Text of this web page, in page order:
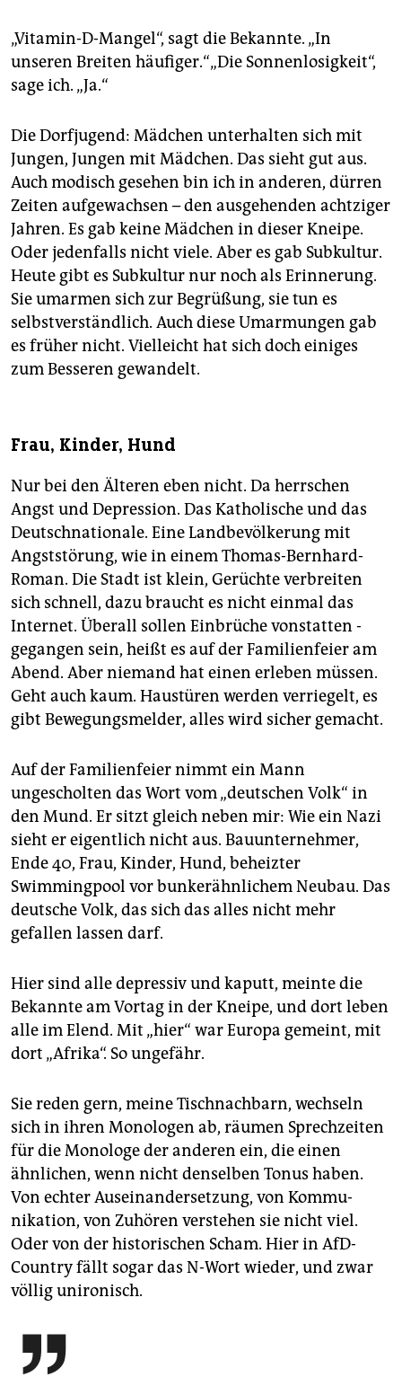
„Vitamin-D-Mangel“, sagt die Bekannte. „In
unseren Breiten häufiger.“„Die Sonnenlosigkeit“,
sage ich. „Ja.“
Die Dorfjugend: Mädchen unterhalten sich mit
Jungen, Jungen mit Mädchen. Das sieht gut aus.
Auch modisch gesehen bin ich in anderen, dürren
Zeiten aufgewachsen – den ausgehenden achtziger
Jahren. Es gab keine Mädchen in dieser Kneipe.
Oder jedenfalls nicht viele. Aber es gab Subkultur.
Heute gibt es Subkultur nur noch als Erinnerung.
Sie umarmen sich zur Begrüßung, sie tun es
selbstverständlich. Auch diese Umarmungen gab
es früher nicht. Vielleicht hat sich doch einiges
zum Besseren gewandelt.
Frau, Kinder, Hund
Nur bei den Älteren eben nicht. Da herrschen
Angst und Depression. Das Katholische und das
Deutschnationale. Eine Landbevölkerung mit
Angststörung, wie in einem Thomas-Bernhard-
Roman. Die Stadt ist klein, Gerüchte verbreiten
sich schnell, dazu braucht es nicht einmal das
Internet. Überall sollen Einbrüche vonstatten ­
gegangen sein, heißt es auf der Familienfeier am
Abend. Aber niemand hat einen erleben müssen.
Geht auch kaum. Haustüren werden verriegelt, es
gibt Bewegungsmelder, alles wird ­sicher gemacht.
Auf der Familienfeier nimmt ein Mann
ungescholten das Wort vom „deutschen Volk“ in
den Mund. Er sitzt gleich neben mir: Wie ein Nazi
sieht er eigentlich nicht aus. Bauunternehmer,
Ende 40, Frau, Kinder, Hund, beheizter
Swimmingpool vor bunkerähnlichem Neubau. Das
deutsche Volk, das sich das alles nicht mehr
gefallen lassen darf.
Hier sind alle depressiv und kaputt, meinte die
Bekannte am Vortag in der Kneipe, und dort leben
alle im Elend. Mit „hier“ war Europa gemeint, mit
dort „Afrika“. So ungefähr.
Sie reden gern, meine Tischnachbarn, wechseln
sich in ihren Monologen ab, räumen Sprechzeiten
für die Monologe der anderen ein, die einen
ähnlichen, wenn nicht denselben Tonus haben.
Von echter Auseinandersetzung, von Kommu­
nikation, von Zuhören verstehen sie nicht viel.
Oder von der historischen Scham. Hier in AfD-
Country fällt sogar das N-Wort wieder, und zwar
völlig unironisch.
